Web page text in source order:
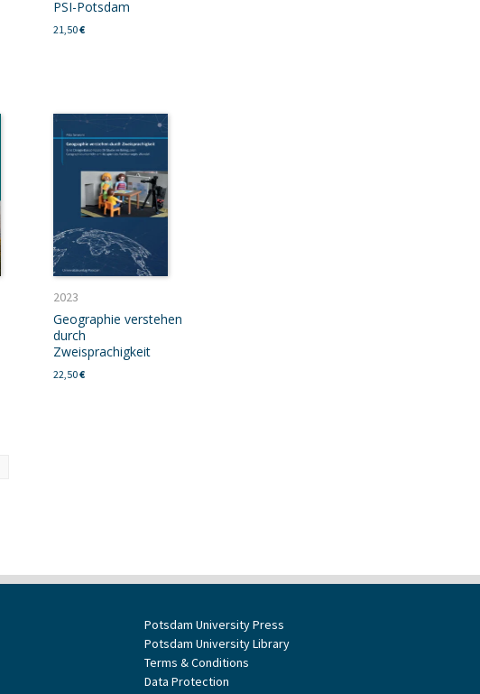
PSI-Potsdam
21,50€
2023
Geographie verstehen
durch
Zweisprachigkeit
22,50€
Potsdam University Press
Potsdam University Library
Terms & Conditions
Data Protection